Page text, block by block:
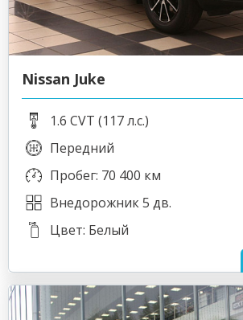
Nissan Juke
1.6 CVT (117 л.с.)
Передний
Пробег: 70 400 км
Внедорожник 5 дв.
Цвет: Белый